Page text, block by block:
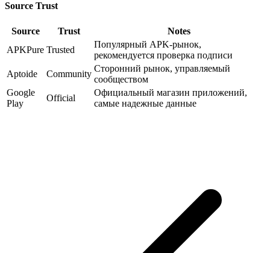
Source Trust
Source Trust
Notes
APKPure Trusted
Популярный APK-рынок,
рекомендуется проверка подписи
Aptoide
Community
Сторонний рынок, управляемый
сообществом
Google
Play
Official
Официальный магазин приложений,
самые надежные данные